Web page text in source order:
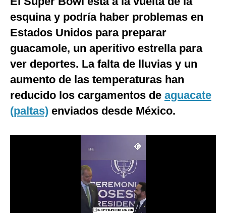
EEUU
México
España
Internacional
Tecnología
esquina y podría haber problemas en
Estados Unidos para preparar
guacamole, un aperitivo estrella para
ver deportes. La falta de lluvias y un
aumento de las temperaturas han
reducido los cargamentos de aguacate
(paltas) enviados desde México.